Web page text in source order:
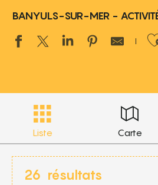
BANYULS-SUR-MER -
Liste Carte
26 résultats